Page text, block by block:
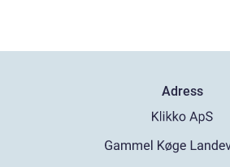
Adress